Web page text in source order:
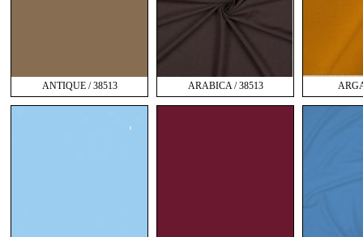
ANTIQUE / 38513 ARABICA / 38513